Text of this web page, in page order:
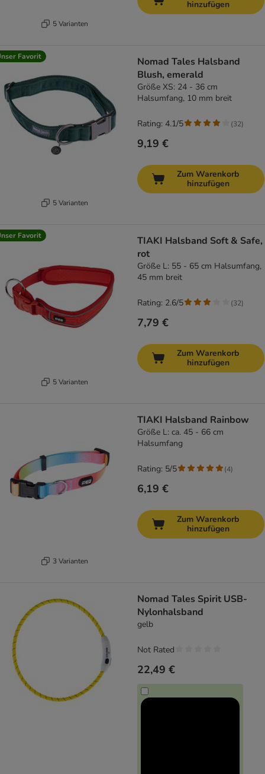
5 Varianten
hinzufügen
Favorit
5 Varianten
Nomad Tales Halsband
Blush, emerald
Größe XS: 24 - 36 cm
Halsumfang, 10 mm breit
9,19 €
Rating: 4.1/5 (32)
Zum Warenkorb
hinzufügen
Favorit
5 Varianten
TIAKI Halsband Soft & Safe,
rot
Größe L: 55 - 65 cm Halsumfang,
45 mm breit
7,79 €
Rating: 2.6/5 (32)
Zum Warenkorb
hinzufügen
3 Varianten
TIAKI Halsband Rainbow
Größe L: ca. 45 - 66 cm
Halsumfang
6,19 €
Rating: 5/5 (4)
Zum Warenkorb
hinzufügen
Nomad Tales Spirit USB-
Nylonhalsband
gelb
22,49 €
Not Rated